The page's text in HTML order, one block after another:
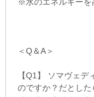
＜Q＆A＞
【Q1】 ソマヴェ
のですか？だとし